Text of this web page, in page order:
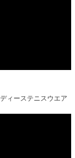
ィーステニスウエア